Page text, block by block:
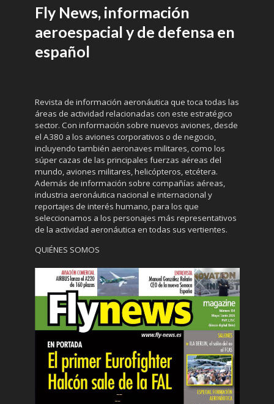
Fly News, información
aeroespacial y de defensa en
español
Revista de información aeronáutica que toca todas las
áreas de actividad relacionadas con este estratégico
sector. Con información sobre nuevos aviones, desde
el A380 a los aviones corporativos o de negocio,
incluyendo también aeronaves militares, como los
súper cazas de las principales fuerzas aéreas del
mundo, aviones militares, helicópteros, etcétera.
Además de información sobre compañías aéreas,
industria aeronáutica nacional e internacional y
reportajes de interés humano, para los que
seleccionamos a los personajes más representativos
de la actividad aeronáutica en todas sus vertientes.
QUIÉNES SOMOS